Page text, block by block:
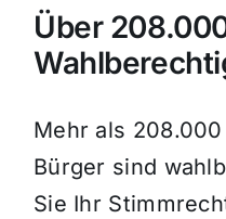
Über
Mehr als
Bürger sind
Sie Ihr